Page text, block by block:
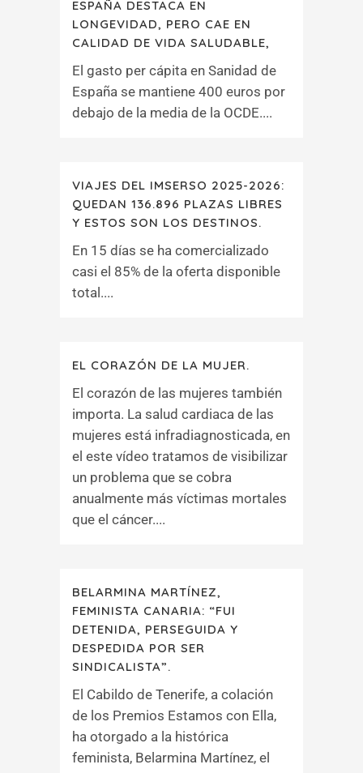
ESPAÑA DESTACA EN
LONGEVIDAD, PERO CAE EN
CALIDAD DE VIDA SALUDABLE,
El gasto per cápita en Sanidad de
España se mantiene 400 euros por
debajo de la media de la OCDE....
VIAJES DEL IMSERSO 2025-2026:
QUEDAN 136.896 PLAZAS LIBRES
Y ESTOS SON LOS DESTINOS.
En 15 días se ha comercializado
casi el 85% de la oferta disponible
total....
EL CORAZÓN DE LA MUJER.
El corazón de las mujeres también
importa. La salud cardiaca de las
mujeres está infradiagnosticada, en
el este vídeo tratamos de visibilizar
un problema que se cobra
anualmente más víctimas mortales
que el cáncer....
BELARMINA MARTÍNEZ,
FEMINISTA CANARIA: “FUI
DETENIDA, PERSEGUIDA Y
DESPEDIDA POR SER
SINDICALISTA”.
El Cabildo de Tenerife, a colación
de los Premios Estamos con Ella,
ha otorgado a la histórica
feminista, Belarmina Martínez, el